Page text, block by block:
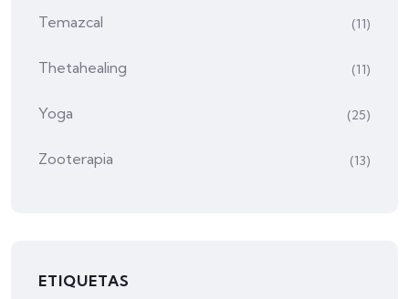
Temazcal (11)
Thetahealing (11)
Yoga (25)
Zooterapia (13)
ETIQUETAS